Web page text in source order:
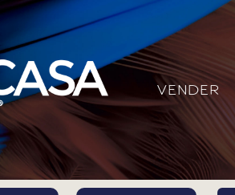
VENDER